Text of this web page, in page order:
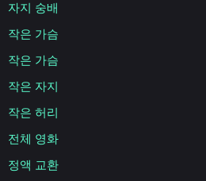
자지 숭배
작은 가슴
작은 가슴
작은 자지
작은 허리
전체 영화
정액 교환